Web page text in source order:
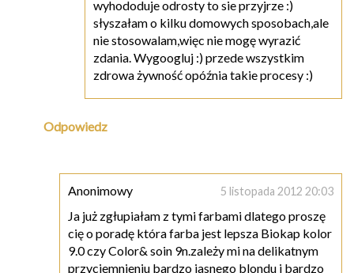
wyhododuje odrosty to sie przyjrze :)
słyszałam o kilku domowych sposobach,ale
nie stosowalam,więc nie mogę wyrazić
zdania. Wygoogluj :) przede wszystkim
zdrowa żywność opóźnia takie procesy :)
Odpowiedz
Anonimowy 5 listopada 2012 20:03
Ja już zgłupiałam z tymi farbami dlatego proszę
cię o poradę która farba jest lepsza Biokap kolor
9.0 czy Color& soin 9n.zależy mi na delikatnym
przyciemnieniu bardzo jasnego blondu i bardzo